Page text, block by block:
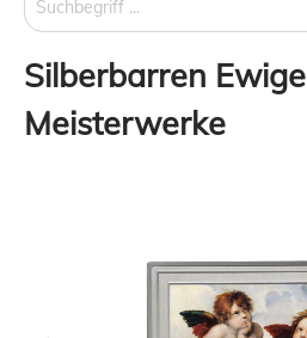
Silberbarren Ewige
Meisterwerke